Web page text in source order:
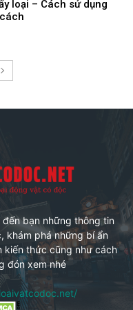
loại – Cách sử dụng
bạn những thông tin
khám phá những bí ẩn
kiến thức cũng như cách
đón xem nhé